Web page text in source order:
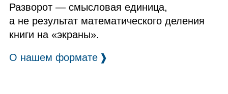
Разворот — смысловая единица,
а не результат математического деления
книги на «экраны».
О нашем формате ❱